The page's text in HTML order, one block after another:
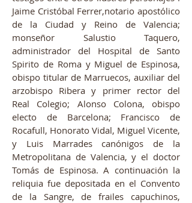
Jaime Cristóbal Ferrer,notario apostólico
de la Ciudad y Reino de Valencia;
monseñor Salustio Taquero,
administrador del Hospital de Santo
Spirito de Roma y Miguel de Espinosa,
obispo titular de Marruecos, auxiliar del
arzobispo Ribera y primer rector del
Real Colegio; Alonso Colona, obispo
electo de Barcelona; Francisco de
Rocafull, Honorato Vidal, Miguel Vicente,
y Luis Marrades canónigos de la
Metropolitana de Valencia, y el doctor
Tomás de Espinosa. A continuación la
reliquia fue depositada en el Convento
de la Sangre, de frailes capuchinos,